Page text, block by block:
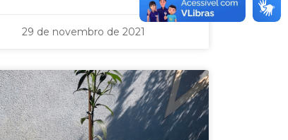
29 de novembro de 2021